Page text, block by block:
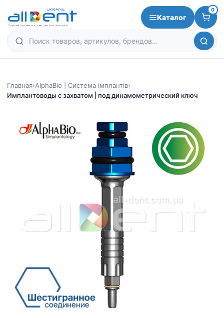
Каталог
0
Главная›AlphaBio | Система імплантів›
Имплантоводы с захватом | под динамометрический ключ